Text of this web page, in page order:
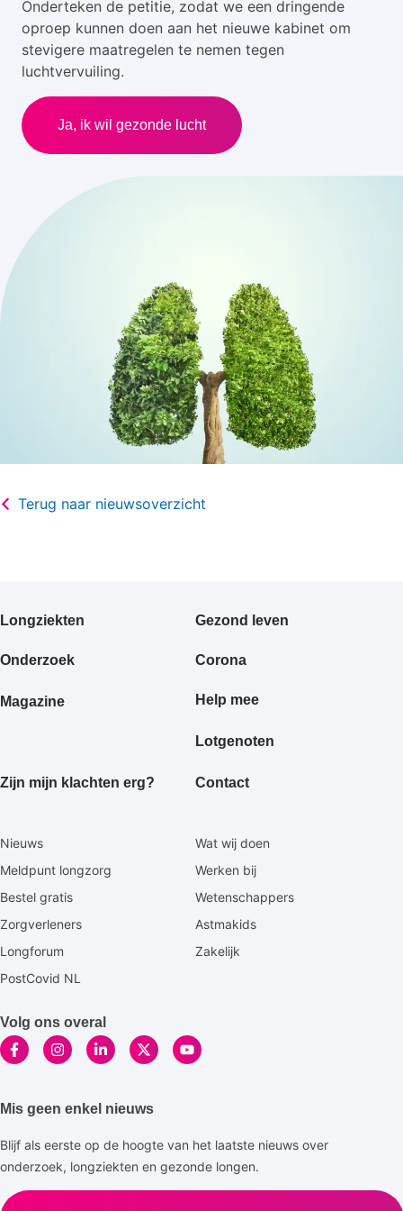
Onderteken de petitie, zodat we een dringende
oproep kunnen doen aan het nieuwe kabinet om
stevigere maatregelen te nemen tegen
luchtvervuiling.
Ja, ik wil gezonde lucht
Terug naar nieuwsoverzicht
Primair
Longziekten Gezond leven
Onderzoek Corona
Magazine Help mee
Lotgenoten
Zijn mijn klachten erg? Contact
Secundaire
Nieuws
Wat wij doen
Meldpunt longzorg
Werken bij
Bestel gratis
Wetenschappers
Zorgverleners
Astmakids
Longforum
Zakelijk
PostCovid NL
Volg ons overal
Mis geen enkel nieuws
Blijf als eerste op de hoogte van het laatste nieuws over
onderzoek, longziekten en gezonde longen.